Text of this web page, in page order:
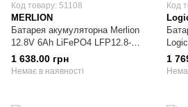
Код товару: 51108
MERLION
Батарея акумуляторна Merlion
12.8V 6Ah LiFePO4 LFP12.8-
6US (4S1P/BMS-10A)
1 638.00 грн
Немає в наявності
Код
1